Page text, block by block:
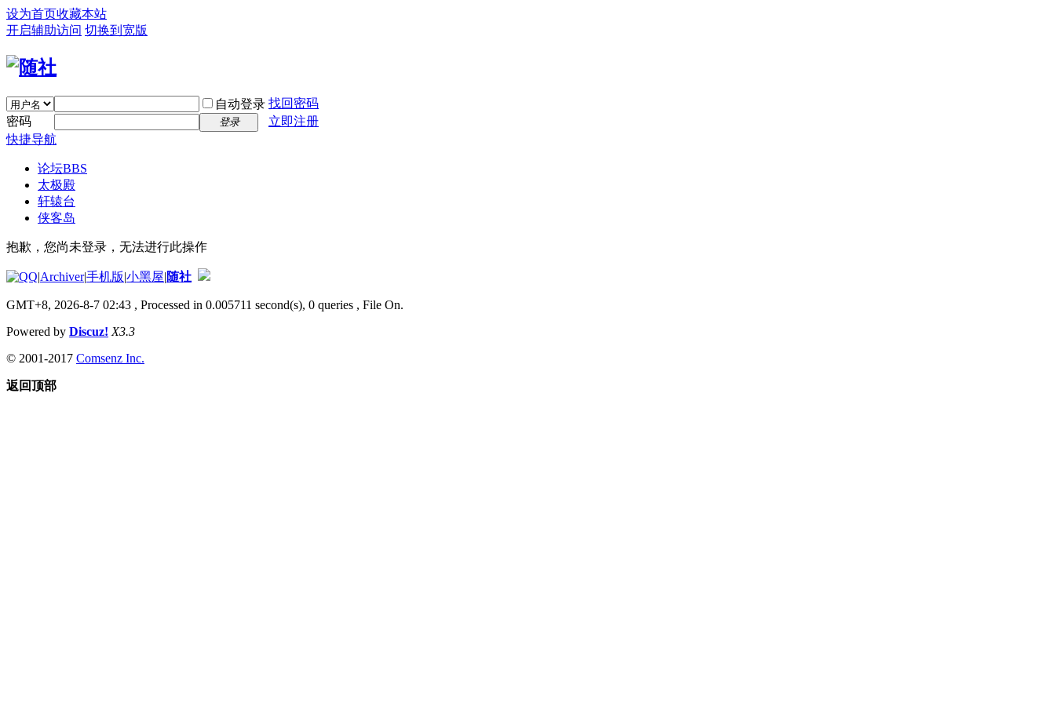
设为首页收藏本站
开启辅助访问 切换到宽版
自动登录 找回密码
密码
登录
立即注册
快捷导航
论坛BBS
太极殿
轩辕台
侠客岛
抱歉，您尚未登录，无法进行此操作
|Archiver|手机版|小黑屋|随社
GMT+8, 2026-8-7 02:43 , Processed in 0.005711 second(s), 0 queries , File On.
Powered by Discuz! X3.3
© 2001-2017 Comsenz Inc.
返回顶部